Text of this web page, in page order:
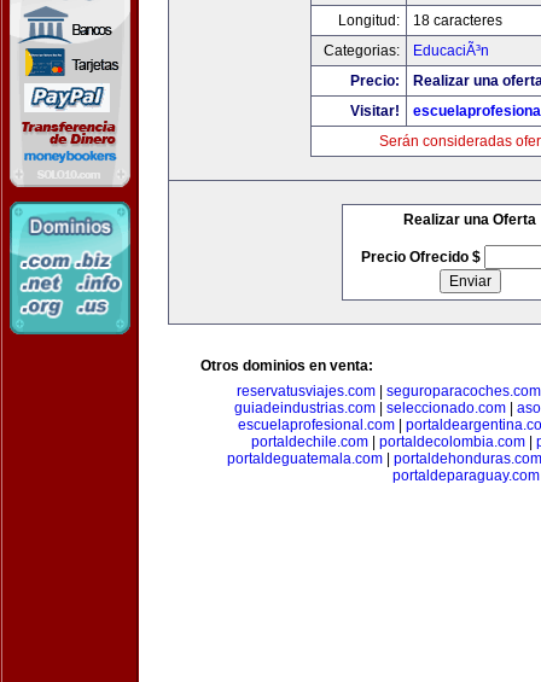
Longitud:
18 caracteres
Categorias:
EducaciÃ³n
Precio:
Realizar una
Visitar!
Serán consideradas
Realizar una Oferta
Precio Ofrecido $
Otros dominios en venta:
reservatusviajes.com| seguroparacoches.com
guiadeindustrias.com
seleccionado.com
escuelaprofesional.com
portaldechile.com
portaldecolombia.com
portaldeguatemala.com
portaldehonduras.com
portaldeparaguay.com